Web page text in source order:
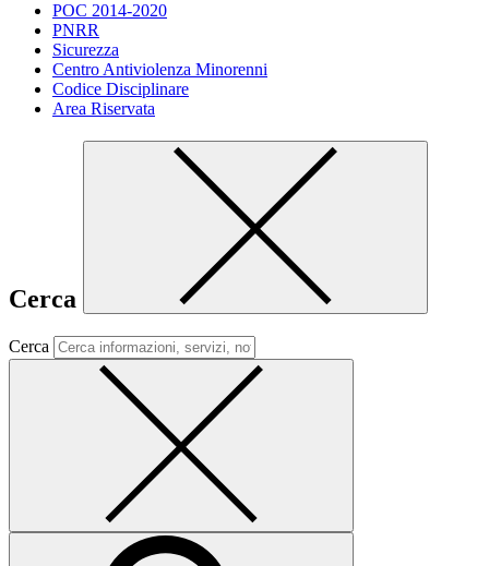
POC 2014-2020
PNRR
Sicurezza
Centro Antiviolenza Minorenni
Codice Disciplinare
Area Riservata
Cerca
Cerca